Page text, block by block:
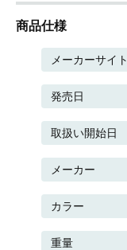
商品仕様
メーカーサイト
発売日
取扱い開始日
メーカー
カラー
重量